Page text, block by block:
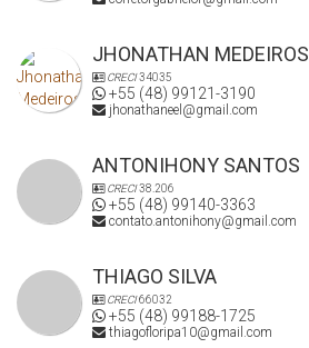
JHONATHAN MEDEIROS
CRECI34035
+55 (48) 99121-3190
jhonathaneel@gmail.com
ANTONIHONY SANTOS
CRECI38.206
+55 (48) 99140-3363
contato.antonihony@gmail.com
THIAGO SILVA
CRECI66032
+55 (48) 99188-1725
thiagofloripa10@gmail.com